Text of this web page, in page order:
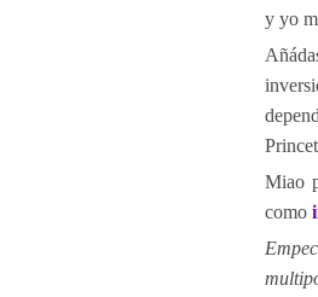
y yo
Miao
como